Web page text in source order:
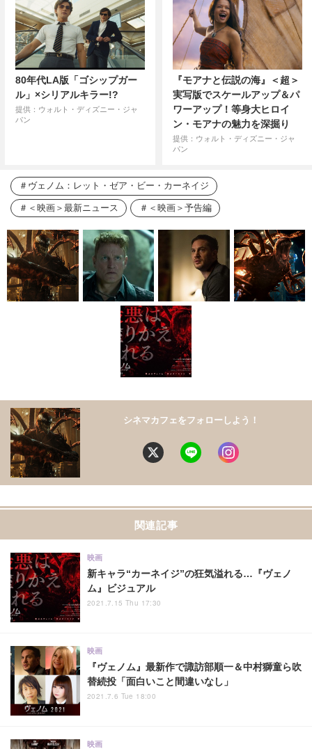
80年代LA版「ゴシップガー
ル」×シリアルキラー!?
提供：ウォルト・ディズニー・ジャ
パン
『モアナと伝説の海』＜超＞
実写版でスケールアップ＆パ
ワーアップ！等身大ヒロイ
ン・モアナの魅力を深掘り
提供：ウォルト・ディズニー・ジャ
パン
ヴェノム：レット・ゼア・ビー・カーネイジ
＜映画＞最新ニュース ＜映画＞予告編
シネマカフェをフォローしよう！
関連記事
新キャラ“カーネイジ”の狂気溢れる…『ヴェノ
ム』ビジュアル
映画
2021.7.15 Thu 17:30
『ヴェノム』最新作で諏訪部順一＆中村獅童ら吹
替続投「面白いこと間違いなし」
映画
2021.7.6 Tue 18:00
映画